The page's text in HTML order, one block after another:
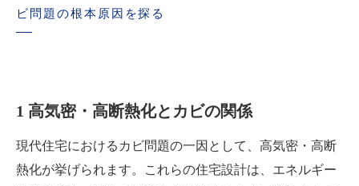
ビ問題の根本原因を探る
1 高気密・高断熱化とカビの関係
現代住宅におけるカビ問題の一因として、高気密・高断
熱化が挙げられます。これらの住宅設計は、エネルギー